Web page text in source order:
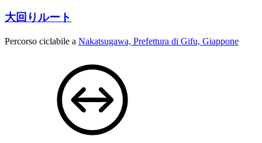
大回りルート
Percorso ciclabile a Nakatsugawa, Prefettura di Gifu, Giappone